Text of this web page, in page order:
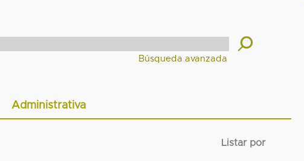
Administrativa
Listar por